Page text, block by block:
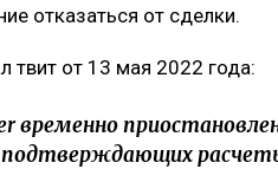
отказаться от сделки.
от 13 мая 2022 года:
временно
подтверждающих